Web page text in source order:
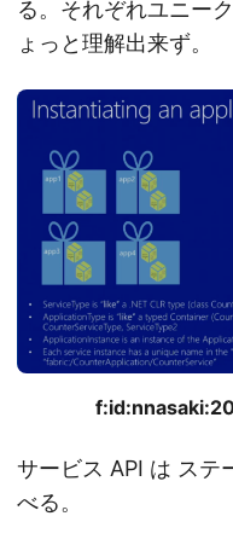
る。それぞれユニー
ょっと理解出来ず。
サービス API は ステ
べる。